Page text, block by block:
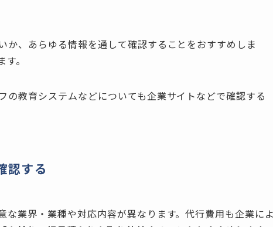
か、あらゆる情報を通して確認することをおすすめしま
。
の教育システムなどについても企業サイトなどで確認する
認する
な業界・業種や対応内容が異なります。代行費用も企業に